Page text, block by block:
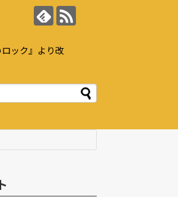
ック』より改